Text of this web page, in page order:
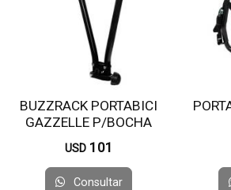
BUZZRACK PORTABICI
GAZZELLE P/BOCHA
USD 101
Consultar